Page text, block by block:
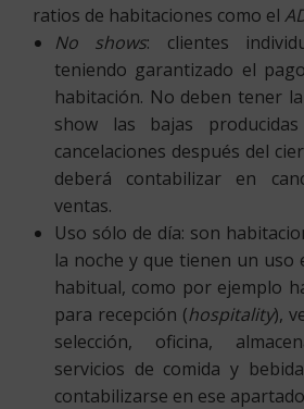
ratios de habitaciones como el
No shows: clientes
teniendo garantizado el
habitación. No deben tener
show las bajas
cancelaciones después del
deberá contabilizar en
ventas.
Uso sólo de día: son
la noche y que tienen un uso
habitual, como por ejemplo
para recepción (hospitality),
selección, oficina,
servicios de comida y
contabilizarse en ese apartado